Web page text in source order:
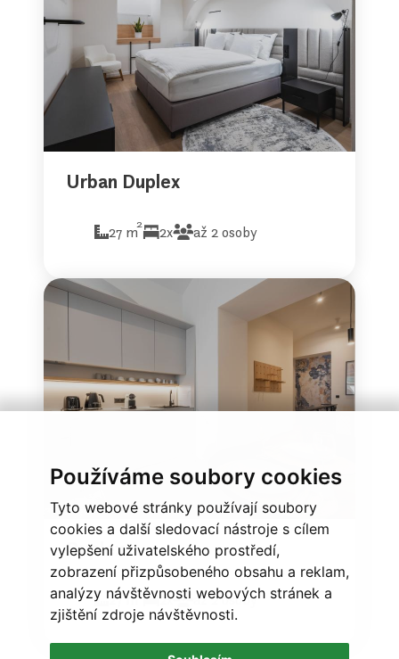
Používáme soubory cookies
Tyto webové stránky používají soubory
cookies a další sledovací nástroje s cílem
vylepšení uživatelského prostředí,
zobrazení přizpůsobeného obsahu a reklam,
analýzy návštěvnosti webových stránek a
zjištění zdroje návštěvnosti.
Urban Duplex
27 m2 2x až 2 osoby
Duplex
27 m2 2x až 2 osoby